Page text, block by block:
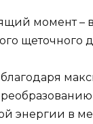
момент –
щеточного
энергии в